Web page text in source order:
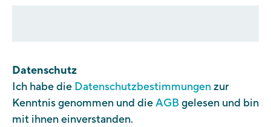
Datenschutz
Ich habe die Datenschutzbestimmungenzur
Kenntnis genommen und dieAGBgelesen und bin
mit ihnen einverstanden.